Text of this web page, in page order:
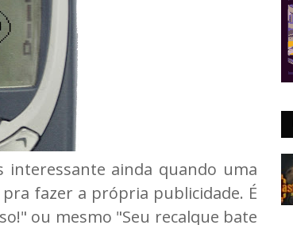
ainda quando uma
fazer a própria publicidade. É
ou mesmo "Seu recalque bate